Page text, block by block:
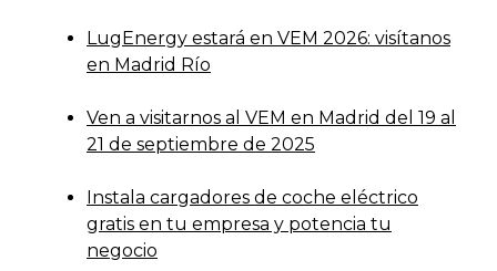
LugEnergy estará en VEM 2026: visítanos
en Madrid Río
Ven a visitarnos al VEM en Madrid del 19 al
21 de septiembre de 2025
Instala cargadores de coche eléctrico
gratis en tu empresa y potencia tu
negocio